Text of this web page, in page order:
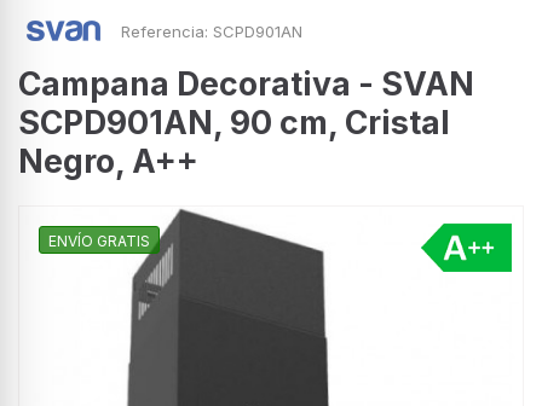
Referencia: SCPD901AN
Campana Decorativa - SVAN
SCPD901AN, 90 cm, Cristal
Negro, A++
ENVÍO GRATIS